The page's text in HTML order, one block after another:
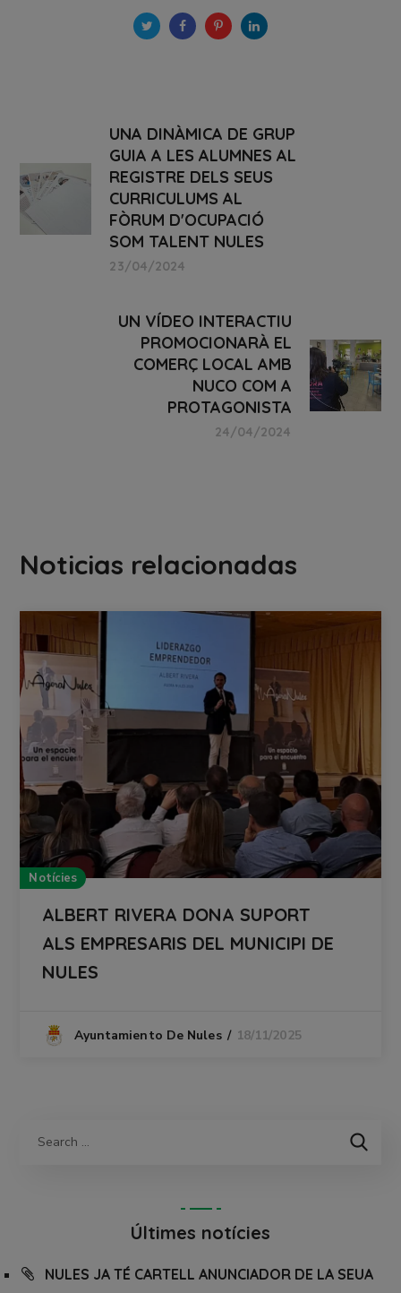
UNA DINÀMICA DE GRUP
GUIA A LES ALUMNES AL
REGISTRE DELS SEUS
CURRICULUMS AL
FÒRUM D'OCUPACIÓ
SOM TALENT NULES
23/04/2024
UN VÍDEO INTERACTIU
PROMOCIONARÀ EL
COMERÇ LOCAL AMB
NUCO COM A
PROTAGONISTA
24/04/2024
Noticias relacionadas
Notícies
ALBERT RIVERA DONA SUPORT
ALS EMPRESARIS DEL MUNICIPI DE
NULES
Ayuntamiento De Nules 18/11/2025
Últimes notícies
NULES JA TÉ CARTELL ANUNCIADOR DE LA SEUA